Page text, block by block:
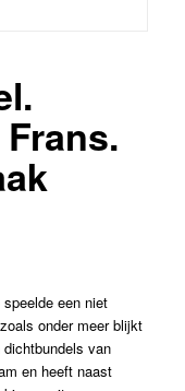
een niet
onder meer blijkt
van
en heeft naast